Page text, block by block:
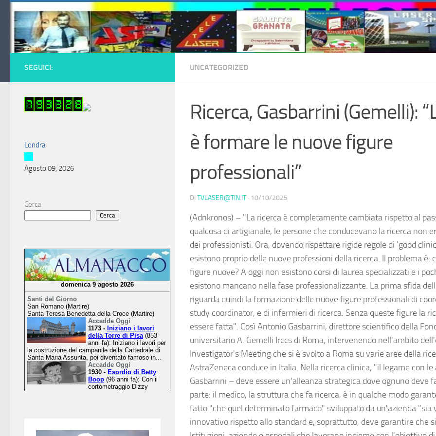
Salta al contenuto
UNCATEGORIZED
Ricerca, Gasbarrini (Gemelli):
è formare le nuove figure
professionali”
DI TVLASER@TIN.IT · 10/10/2025
(Adnkronos) – "La ricerca è completamente cambiata rispetto al
qualcosa di artigianale, le persone che conducevano la ricerca non
dei professionisti. Ora, dovendo rispettare rigide regole di 'good
esistono proprio delle nuove professioni della ricerca. Il problema è:
figure nuove? A oggi non esistono corsi di laurea specializzati e i
esistono mancano nella fase professionalizzante. La prima sfida
riguarda quindi la formazione delle nuove figure professionali di
study coordinator, e di infermieri di ricerca. Senza queste figure la
essere fatta". Così Antonio Gasbarrini, direttore scientifico della
universitario A. Gemelli Irccs di Roma, intervenendo nell'ambito
Investigator's Meeting che si è svolto a Roma su varie aree della
AstraZeneca conduce in Italia. Nella ricerca clinica, "il legame con
Gasbarrini – deve essere un'alleanza strategica dove ognuno deve
parte: il medico, la struttura che fa ricerca, è in qualche modo
fatto "che quel determinato farmaco" sviluppato da un'azienda "sia
innovativo rispetto allo standard e, soprattutto, deve garantire che
SEGUICI:
Londra
Agosto 09, 2026
Cerca
Cerca